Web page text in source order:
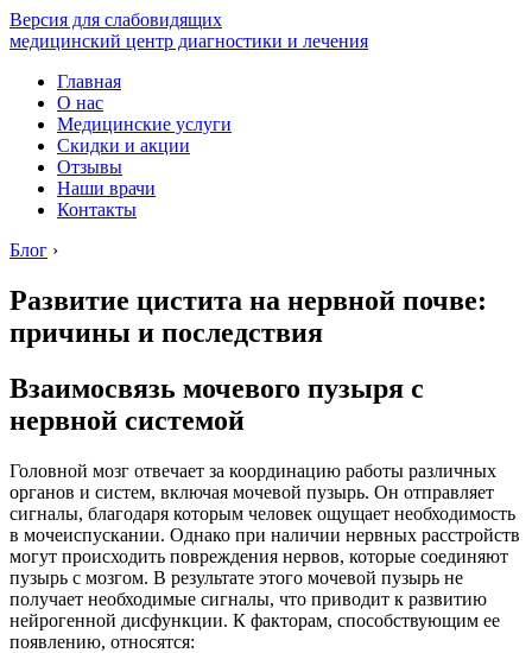
Версия для слабовидящих
медицинский центр диагностики и лечения
Главная
О нас
Медицинские услуги
Скидки и акции
Отзывы
Наши врачи
Контакты
Блог ›
Развитие цистита на нервной почве:
причины и последствия
Взаимосвязь мочевого пузыря с
нервной системой
Головной мозг отвечает за координацию работы различных
органов и систем, включая мочевой пузырь. Он отправляет
сигналы, благодаря которым человек ощущает необходимость
в мочеиспускании. Однако при наличии нервных расстройств
могут происходить повреждения нервов, которые соединяют
пузырь с мозгом. В результате этого мочевой пузырь не
получает необходимые сигналы, что приводит к развитию
нейрогенной дисфункции. К факторам, способствующим ее
появлению, относятся: